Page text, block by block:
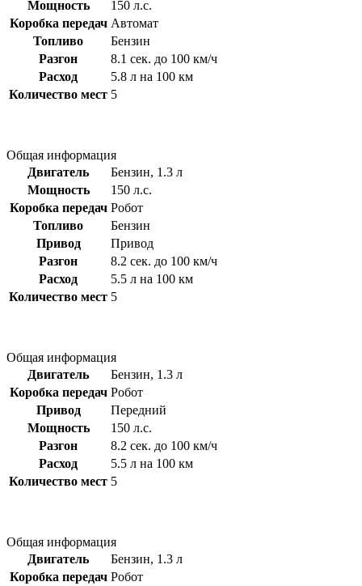
Мощность
150 л.с.
Коробка передач Автомат
Топливо
Бензин
Разгон
8.1 сек. до 100 км/ч
Расход
5.8 л на 100 км
Количество мест 5
Общая информация
Двигатель
Бензин, 1.3 л
Мощность
150 л.с.
Коробка передач Робот
Топливо
Бензин
Привод
Привод
Разгон
8.2 сек. до 100 км/ч
Расход
5.5 л на 100 км
Количество мест 5
Общая информация
Двигатель
Бензин, 1.3 л
Коробка передач Робот
Привод
Передний
Мощность
150 л.с.
Разгон
8.2 сек. до 100 км/ч
Расход
5.5 л на 100 км
Количество мест 5
Общая информация
Двигатель
Бензин, 1.3 л
Коробка передач Робот